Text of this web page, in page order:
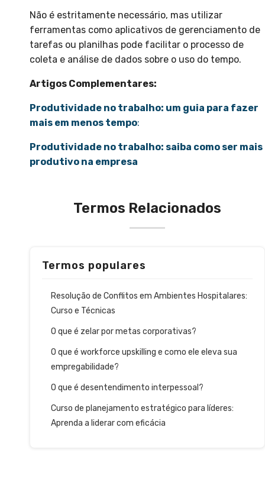
Não é estritamente necessário, mas utilizar
ferramentas como aplicativos de gerenciamento de
tarefas ou planilhas pode facilitar o processo de
coleta e análise de dados sobre o uso do tempo.
Artigos Complementares:
Produtividade no trabalho: um guia para fazer
mais em menos tempo:
Produtividade no trabalho: saiba como ser mais
produtivo na empresa
Termos Relacionados
Termos populares
Resolução de Conflitos em Ambientes Hospitalares:
Curso e Técnicas
O que é zelar por metas corporativas?
O que é workforce upskilling e como ele eleva sua
empregabilidade?
O que é desentendimento interpessoal?
Curso de planejamento estratégico para líderes:
Aprenda a liderar com eficácia